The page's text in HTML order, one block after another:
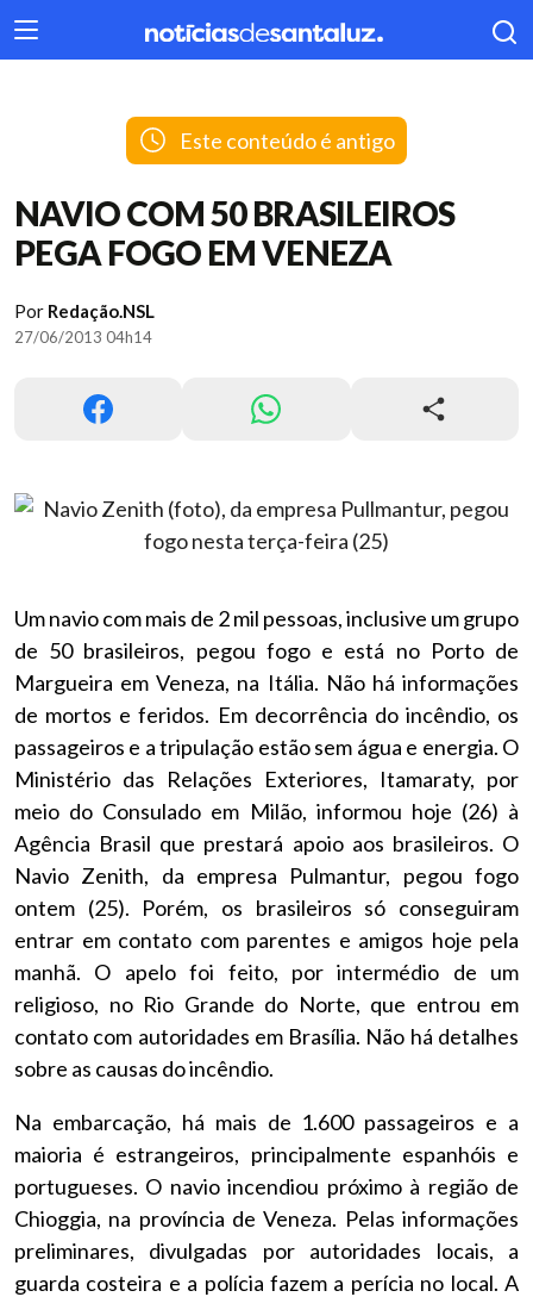
404
Este conteúdo é antigo
NAVIO COM 50 BRASILEIROS
PEGA FOGO EM VENEZA
Por Redação.NSL
27/06/2013 04h14
Um navio com mais de 2 mil pessoas, inclusive um grupo
de 50 brasileiros, pegou fogo e está no Porto de
Margueira em Veneza, na Itália. Não há informações
de mortos e feridos. Em decorrência do incêndio, os
passageiros e a tripulação estão sem água e energia. O
Ministério das Relações Exteriores, Itamaraty, por
meio do Consulado em Milão, informou hoje (26) à
Agência Brasil que prestará apoio aos brasileiros. O
Navio Zenith, da empresa Pulmantur, pegou fogo
ontem (25). Porém, os brasileiros só conseguiram
entrar em contato com parentes e amigos hoje pela
manhã. O apelo foi feito, por intermédio de um
religioso, no Rio Grande do Norte, que entrou em
contato com autoridades em Brasília. Não há detalhes
sobre as causas do incêndio.
Na embarcação, há mais de 1.600 passageiros e a
maioria é estrangeiros, principalmente espanhóis e
portugueses. O navio incendiou próximo à região de
Chioggia, na província de Veneza. Pelas informações
preliminares, divulgadas por autoridades locais, a
guarda costeira e a polícia fazem a perícia no local. A